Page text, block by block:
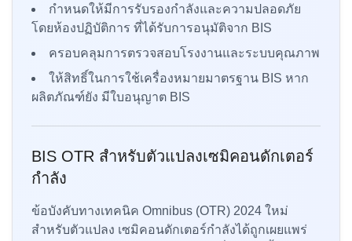
กำหนดให้มีการรับรองกำลังและความปลอดภัย
โดยห้องปฏิบัติการ ที่ได้รับการอนุมัติจาก BIS
ครอบคลุมการตรวจสอบโรงงานและระบบคุณภาพ
ให้สิทธิ์ในการใช้เครื่องหมายมาตรฐาน BIS หาก
ผลิตภัณฑ์ยัง มีใบอนุญาต BIS
BIS OTR สำหรับตัวแปลงเซมิคอนดักเตอร์
กำลัง
ข้อบังคับทางเทคนิค Omnibus (OTR) 2024 ใหม่
สำหรับตัวแปลง เซมิคอนดักเตอร์กำลังได้ถูกเผยแพร่